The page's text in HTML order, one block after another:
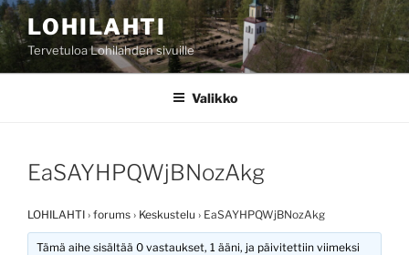
Siirry
sisältöönLOHILAHTI
Tervetuloa Lohilahden sivuille
Valikko
EaSAYHPQWjBNozAkg
LOHILAHTI › forums › Keskustelu › EaSAYHPQWjBNozAkg
Tämä aihe sisältää 0 vastaukset, 1 ääni, ja päivitettiin viimeksi